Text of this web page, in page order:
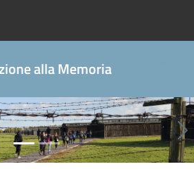
alla Memoria